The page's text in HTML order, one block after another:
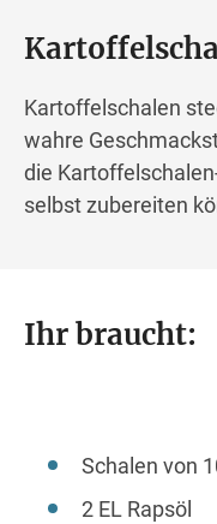
Kartoffelschalen
wahre
die
selbst zubereiten
Ihr braucht:
Schalen von
2 EL Rapsöl